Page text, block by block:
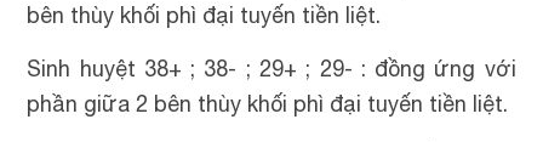
bên thùy khối phì đại tuyến tiền liệt.
Sinh huyệt 38+ ; 38- ; 29+ ; 29- : đồng ứng với
phần giữa 2 bên thùy khối phì đại tuyến tiền liệt.